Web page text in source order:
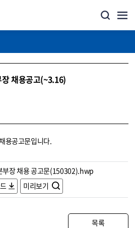
채용공고(~3.16)
용공고문입니다.
부장 채용 공고문(150302).hwp
미리보기
목록